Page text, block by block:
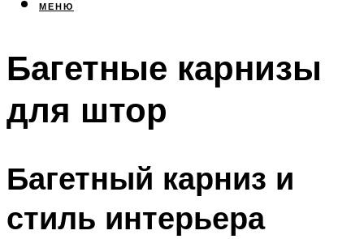
МЕНЮ
Багетные карнизы
для штор
Багетный карниз и
стиль интерьера